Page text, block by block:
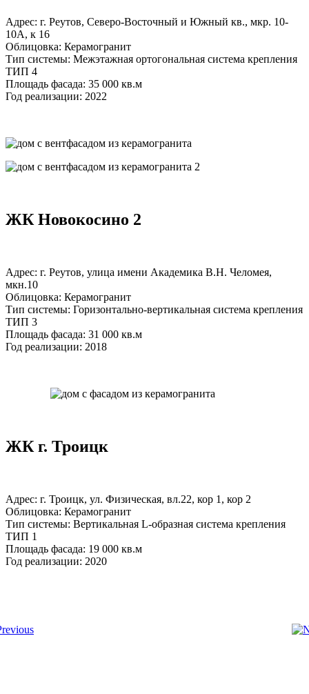
Адрес: г. Реутов, Северо-Восточный и Южный кв., мкр. 10-
10А, к 16
Облицовка: Керамогранит
Тип системы: Межэтажная ортогональная система крепления
ТИП 4
Площадь фасада: 35 000 кв.м
Год реализации: 2022
ЖК Новокосино 2
Адрес: г. Реутов, улица имени Академика В.Н. Челомея,
мкн.10
Облицовка: Керамогранит
Тип системы: Горизонтально-вертикальная система крепления
ТИП 3
Площадь фасада: 31 000 кв.м
Год реализации: 2018
ЖК г. Троицк
Адрес: г. Троицк, ул. Физическая, вл.22, кор 1, кор 2
Облицовка: Керамогранит
Тип системы: Вертикальная L-образная система крепления
ТИП 1
Площадь фасада: 19 000 кв.м
Год реализации: 2020